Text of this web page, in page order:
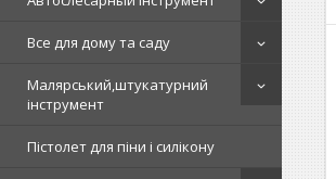
Все для дому та саду
Малярський,штукатурний
інструмент
Пістолет для піни і силікону